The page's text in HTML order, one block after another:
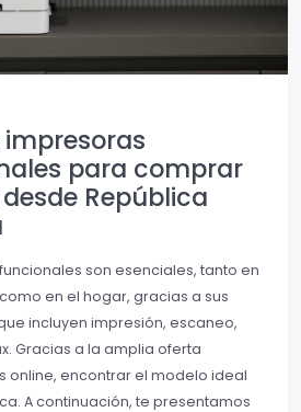
impresoras
para comprar
República
son esenciales, tanto en
en el hogar, gracias a sus
incluyen impresión, escaneo,
Gracias a la amplia oferta
online, encontrar el modelo ideal
A continuación, te presentamos